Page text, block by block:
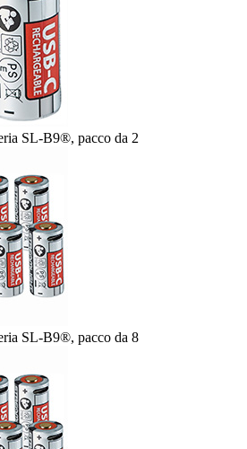
SL-B9®, pacco da 2
SL-B9®, pacco da 8